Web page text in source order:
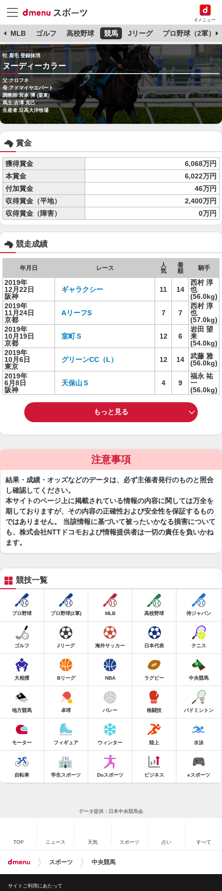
dメニュー
MLB ゴルフ 高校野球 競馬 Jリーグ プロ野球（2軍）
牡 鹿毛 登録抹消
ヌーディーカラー
父:クロフネ
母:アドマイヤエバート
調教師:宮本 博 (栗東)
馬主:吉澤 克己
生産者:日高大洋牧場
賞金
獲得賞金
6,068万円
本賞金
6,022万円
付加賞金
46万円
収得賞金（平地）
2,400万円
収得賞金（障害）
0万円
競走成績
年月日 レース
人
気
着
順
騎手
2019年
12月22日
阪神
ギャラクシー 11 14
西村 淳
也
(56.0kg)
2019年
11月24日
京都
AリーフS 7 7
西村 淳
也
(57.0kg)
2019年
10月19日
京都
室町Ｓ 12 6
岩田 望
来
(54.0kg)
2019年
10月6日
東京
グリーンCC（L） 12 14
武藤 雅
(56.0kg)
2019年
6月8日
阪神
天保山Ｓ 4 9
福永 祐
一
(56.0kg)
もっと見る
注意事項
結果・成績・オッズなどのデータは、必ず主催者発行のものと照合
し確認してください。
本サイトのページ上に掲載されている情報の内容に関しては万全を
期しておりますが、その内容の正確性および安全性を保証するもの
ではありません。 当該情報に基づいて被ったいかなる損害について
も、株式会社NTTドコモおよび情報提供者は一切の責任を負いかね
ます。
競技一覧
プロ野球 プロ野球(2軍) MLB 高校野球 侍ジャパン
ゴルフ Jリーグ 海外サッカー 日本代表 テニス
大相撲 Bリーグ NBA ラグビー 中央競馬
地方競馬 卓球 バレー 格闘技 バドミントン
モーター フィギュア ウィンター 陸上 水泳
自転車 学生スポーツ Doスポーツ ビジネス eスポーツ
データ提供：日本中央競馬会
TOP ニュース 天気 スポーツ 占い すべて
スポーツ 中央競馬
サイトご利用にあたって